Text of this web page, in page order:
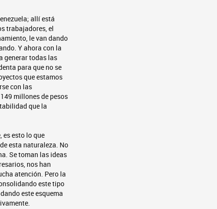
allí está
trabajadores, el
le van dando
Y ahora con la
generar todas las
para que no se
que estamos
con las
millones de pesos
que la
es esto lo que
esta naturaleza. No
Se toman las ideas
nos han
atención. Pero la
este tipo
este esquema